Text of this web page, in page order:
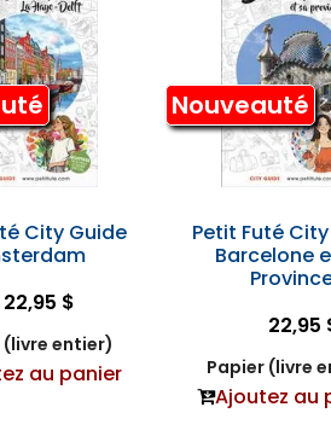
City Guide
22,95 $
(livre entier)
au panier
Nouveauté
Petit Futé
Barcelone
22,95
Papier (livre
Ajoutez au